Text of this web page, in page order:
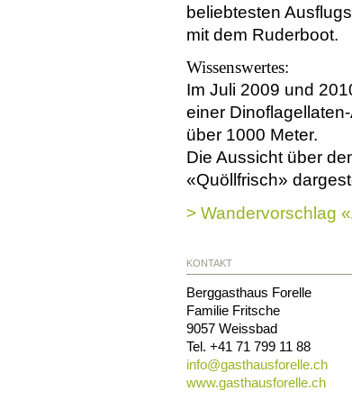
beliebtesten
mit dem Ruderboot.
Wissenswertes:
Im Juli 2009 und
einer
über 1000 Meter.
Die Aussicht über
«Quöllfrisch»
> Wandervorschlag
KONTAKT
Berggasthaus Forelle
Familie Fritsche
9057 Weissbad
Tel. +41 71 799 11 88
info@gasthausforelle.ch
www.gasthausforelle.ch